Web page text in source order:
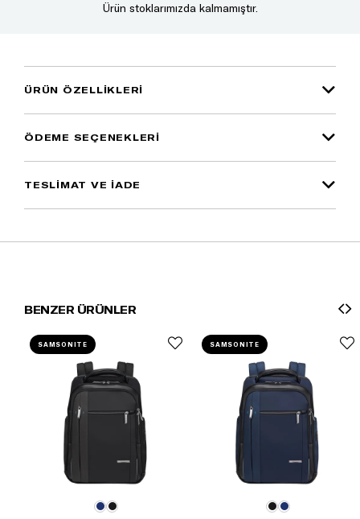
Ürün stoklarımızda kalmamıştır.
ÜRÜN ÖZELLIKLERI
ÖDEME SEÇENEKLERI
TESLİMAT VE İADE
BENZER ÜRÜNLER
SAMSONITE SAMSONITE